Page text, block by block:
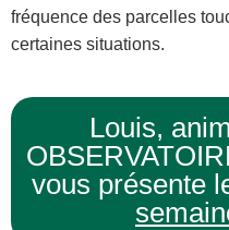
fréquence des parcelles
certaines situations.
Louis,
vous présente